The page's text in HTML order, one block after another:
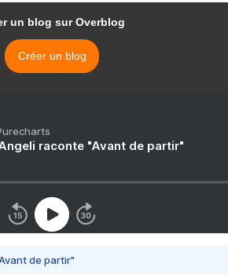
un blog sur Overblog
Créer un blog
raconte "Avant de partir"
de partir"